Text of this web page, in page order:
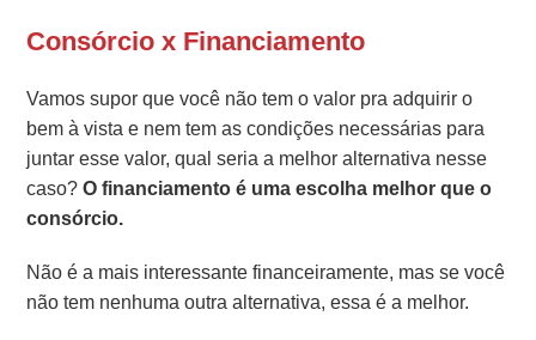
Consórcio x Financiamento
Vamos supor que você não tem o valor pra adquirir o
bem à vista e nem tem as condições necessárias para
juntar esse valor, qual seria a melhor alternativa nesse
caso?O financiamento é uma escolha melhor que o
consórcio.
Não é a mais interessante financeiramente, mas se você
não tem nenhuma outra alternativa, essa é a melhor.